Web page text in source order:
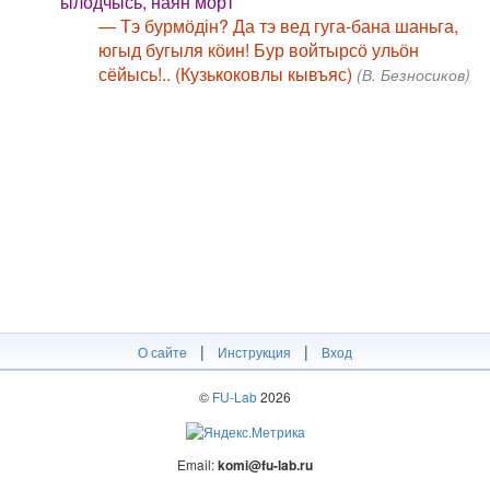
— Тэ бурмӧдін? Да тэ вед гуга-бана шаньга,
югыд бугыля кӧин! Бур войтырсӧ ульӧн
сёйысь!.. (Кузькоковлы кывъяс) (В. Безносиков)
О сайте | Инструкция | Вход
© FU-Lab2026
Email:komi@fu-lab.ru